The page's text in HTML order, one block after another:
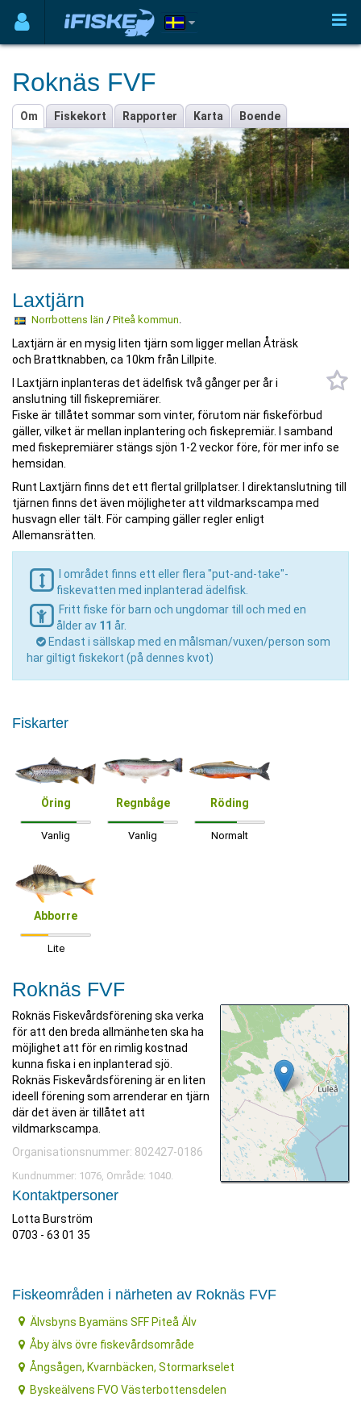
Roknäs FVF
Om Fiskekort Rapporter Karta Boende
Laxtjärn
Norrbottens län / Piteå kommun.
Laxtjärn är en mysig liten tjärn som ligger mellan Åträsk
och Brattknabben, ca 10km från Lillpite.
I Laxtjärn inplanteras det ädelfisk två gånger per år i
anslutning till fiskepremiärer.
Fiske är tillåtet sommar som vinter, förutom när fiskeförbud
gäller, vilket är mellan inplantering och fiskepremiär. I samband
med fiskepremiärer stängs sjön 1-2 veckor före, för mer info se
hemsidan.
Runt Laxtjärn finns det ett flertal grillplatser. I direktanslutning till
tjärnen finns det även möjligheter att vildmarkscampa med
husvagn eller tält. För camping gäller regler enligt
Allemansrätten.
I området finns ett eller flera "put-and-take"-
fiskevatten med inplanterad ädelfisk.
Fritt fiske för barn och ungdomar till och med en
ålder av 11 år.
Endast i sällskap med en målsman/vuxen/person som
har giltigt fiskekort (på dennes kvot)
Fiskarter
Öring
Vanlig
Regnbåge
Vanlig
Röding
Normalt
Abborre
Lite
Roknäs FVF
Roknäs Fiskevårdsförening ska verka
för att den breda allmänheten ska ha
möjlighet att för en rimlig kostnad
kunna fiska i en inplanterad sjö.
Roknäs Fiskevårdsförening är en liten
ideell förening som arrenderar en tjärn
där det även är tillåtet att
vildmarkscampa.
Organisationsnummer: 802427-0186
Kundnummer: 1076, Område: 1040.
Kontaktpersoner
Lotta Burström
0703 - 63 01 35
Fiskeområden i närheten av Roknäs FVF
Älvsbyns Byamäns SFF Piteå Älv
Åby älvs övre fiskevårdsområde
Ångsågen, Kvarnbäcken, Stormarkselet
Byskeälvens FVO Västerbottensdelen